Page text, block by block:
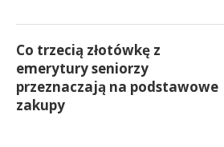
Co trzecią złotówkę z
emerytury seniorzy
przeznaczają na podstawowe
zakupy